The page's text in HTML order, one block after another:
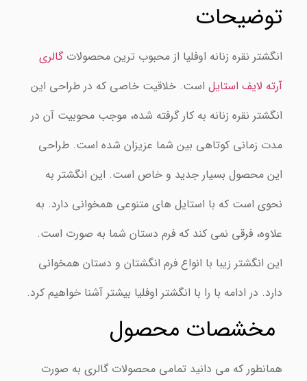
توضیحات
انگشتر نقره زنانه اوفلیا از محبوب ترین محصولاتگالری
آرته لایف استایل است. خلاقیت خاصی که در طراحی این
انگشتر نقره زنانه به کار گرفته شده، موجب محوبیت آن در
مدت زمانی کوتاهی بین شما عزیزان شده است. طراحی
این محصول بسیار جدید و خاص است. این انگشتر به
نحوی است که با استایل های متنوعی همخوانی دارد. به
علاوه، فرقی نمی کند که فرم دستان شما به صورت است.
این انگشتر زیبا با انواع فرم انگشتان و دستان همخوانی
دارد. در ادامه با را با انگشتر اوفلیا بیشتر آشنا خواهیم کرد.
مخشصات محصول
همانطور که می دانید تمامی محصولات گالری به صورت